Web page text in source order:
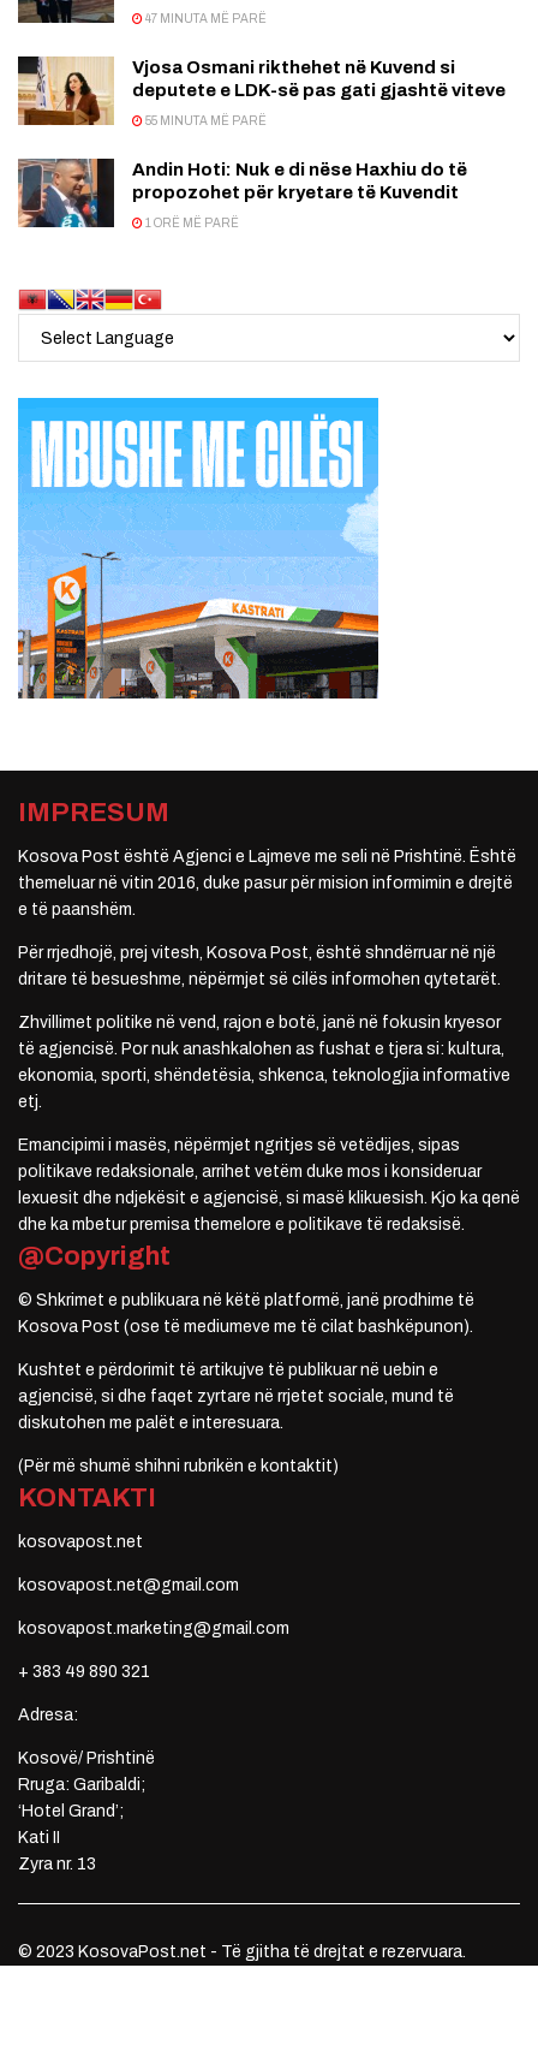
47 MINUTA MË PARË
Vjosa Osmani rikthehet në Kuvend si
deputete e LDK-së pas gati gjashtë viteve
55 MINUTA MË PARË
Andin Hoti: Nuk e di nëse Haxhiu do të
propozohet për kryetare të Kuvendit
1 ORË MË PARË
IMPRESUM
Kosova Post është Agjenci e Lajmeve me seli në Prishtinë. Është
themeluar në vitin 2016, duke pasur për mision informimin e drejtë
e të paanshëm.
Për rrjedhojë, prej vitesh, Kosova Post, është shndërruar në një
dritare të besueshme, nëpërmjet së cilës informohen qytetarët.
Zhvillimet politike në vend, rajon e botë, janë në fokusin kryesor
të agjencisë. Por nuk anashkalohen as fushat e tjera si: kultura,
ekonomia, sporti, shëndetësia, shkenca, teknologjia informative
etj.
Emancipimi i masës, nëpërmjet ngritjes së vetëdijes, sipas
politikave redaksionale, arrihet vetëm duke mos i konsideruar
lexuesit dhe ndjekësit e agjencisë, si masë klikuesish. Kjo ka qenë
dhe ka mbetur premisa themelore e politikave të redaksisë.
@Copyright
© Shkrimet e publikuara në këtë platformë, janë prodhime të
Kosova Post (ose të mediumeve me të cilat bashkëpunon).
Kushtet e përdorimit të artikujve të publikuar në uebin e
agjencisë, si dhe faqet zyrtare në rrjetet sociale, mund të
diskutohen me palët e interesuara.
(Për më shumë shihni rubrikën e kontaktit)
KONTAKTI
kosovapost.net
kosovapost.net@gmail.com
kosovapost.marketing@gmail.com
+ 383 49 890 321
Adresa:
Kosovë/ Prishtinë
Rruga: Garibaldi;
‘Hotel Grand’;
Kati II
Zyra nr. 13
© 2023 KosovaPost.net - Të gjitha të drejtat e rezervuara.